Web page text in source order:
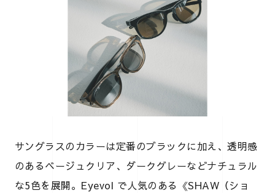
サングラスのカラーは定番のブラックに加え、透明感
のあるベージュクリア、ダークグレーなどナチュラル
な5色を展開。Eyevol で人気のある《SHAW（ショ